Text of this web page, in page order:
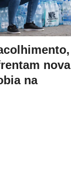
nova
na